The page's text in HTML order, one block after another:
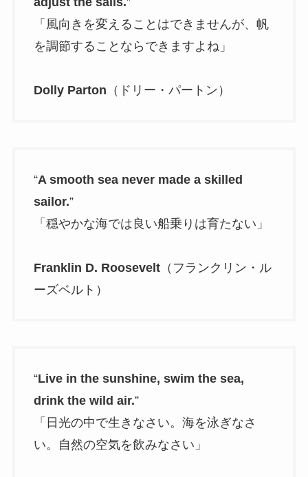
「風向きを変えることはできませんが、帆
を調節することならできますよね」
Dolly Parton （ドリー・パートン）
“A smooth sea never made a skilled
sailor.”
「穏やかな海では良い船乗りは育たない」
Franklin D. Roosevelt（フランクリン・ル
ーズベルト）
“Live in the sunshine, swim the sea,
drink the wild air.”
「日光の中で生きなさい。海を泳ぎなさ
い。自然の空気を飲みなさい」